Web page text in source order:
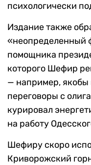
психологически
Издание также
«неопределенный
помощника
которого Шефир
— например,
переговоры с
курировал
на работу
Шефиру скоро
Криворожский